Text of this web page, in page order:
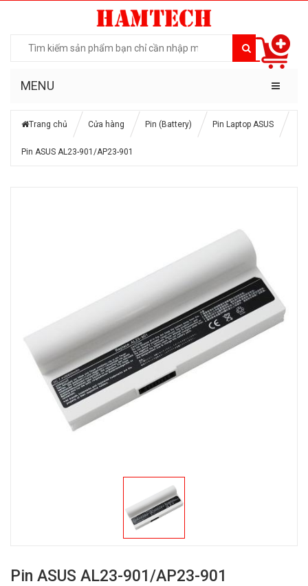
MENU
Trang chủ Cửa hàng Pin (Battery) Pin Laptop ASUS
Pin ASUS AL23-901/AP23-901
Pin ASUS AL23-901/AP23-901